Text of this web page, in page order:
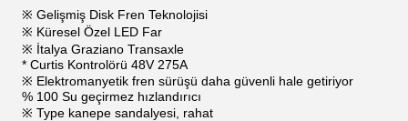
※ Gelişmiş Disk Fren Teknolojisi
※ Küresel Özel LED Far
※ İtalya Graziano Transaxle
* Curtis Kontrolörü 48V 275A
※ Elektromanyetik fren sürüşü daha güvenli hale getiriyor
% 100 Su geçirmez hızlandırıcı
※ Type kanepe sandalyesi, rahat